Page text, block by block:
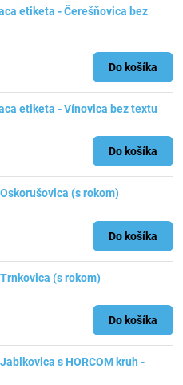
etiketa - Čerešňovica bez
Do košíka
etiketa - Vínovica bez textu
Do košíka
(s rokom)
Do košíka
(s rokom)
Do košíka
s HORCOM kruh -